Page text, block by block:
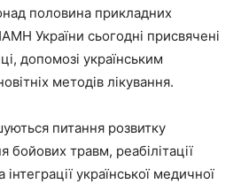
половина прикладних
України сьогодні присвячені
допомозі українським
методів лікування.
питання розвитку
бойових травм, реабілітації
української медичної